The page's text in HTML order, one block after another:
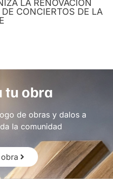
LA RENOVACIÓN
CONCIERTOS DE LA
tu obra
de obras y dalos a
la comunidad